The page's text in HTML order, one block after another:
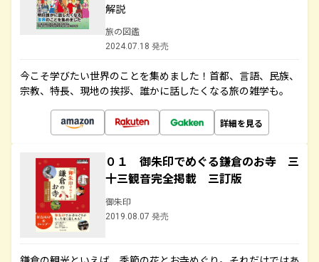
解説
旅の図鑑
2024.07.18 発売
今こそ学びたい世界のことを集めました！首都、言語、民族、
宗教、特長、現地の挨拶、誰かに話したくなる旅の雑学も。
詳細を見る
０１ 御朱印でめぐる鎌倉のお寺 三
十三観音完全掲載 三訂版
御朱印
2019.08.07 発売